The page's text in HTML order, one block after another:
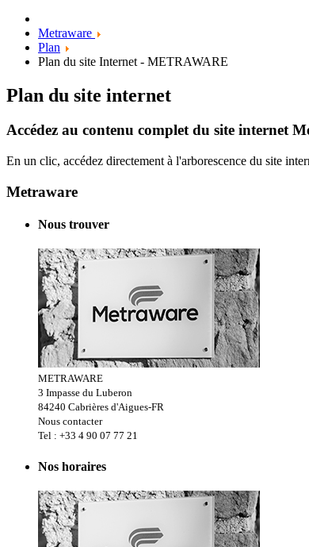
Metraware
Plan
Plan du site Internet - METRAWARE
Plan du site internet
Accédez au contenu complet du site internet
En un clic, accédez directement à l'arborescence du site
Metraware
Nous trouver
METRAWARE
3 Impasse du Luberon
84240 Cabrières d'Aigues-FR
Nous contacter
Tel : +33 4 90 07 77 21
Nos horaires